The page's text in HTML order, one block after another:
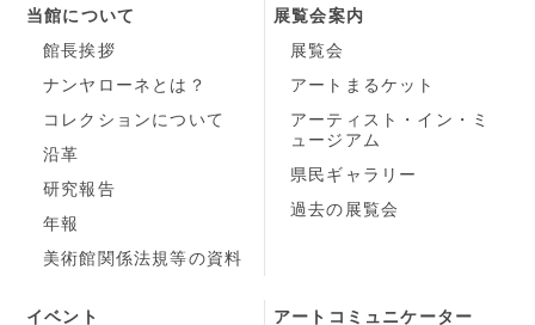
当館について
館長挨拶
ナンヤローネとは？
コレクションについて
沿革
研究報告
年報
美術館関係法規等の資料
展覧会案内
展覧会
アートまるケット
アーティスト・イン・ミ
ュージアム
県民ギャラリー
過去の展覧会
イベント
アートコミュニケーター